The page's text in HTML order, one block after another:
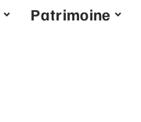
Patrimoine